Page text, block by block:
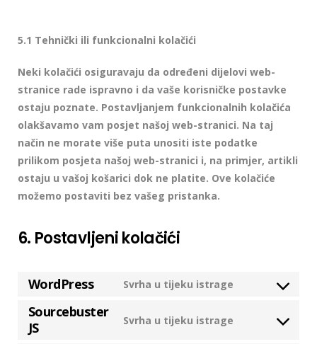
5.1 Tehnički ili funkcionalni kolačići
Neki kolačići osiguravaju da određeni dijelovi web-
stranice rade ispravno i da vaše korisničke postavke
ostaju poznate. Postavljanjem funkcionalnih kolačića
olakšavamo vam posjet našoj web-stranici. Na taj
način ne morate više puta unositi iste podatke
prilikom posjeta našoj web-stranici i, na primjer, artikli
ostaju u vašoj košarici dok ne platite. Ove kolačiće
možemo postaviti bez vašeg pristanka.
6. Postavljeni kolačići
WordPress Svrha u tijeku istrage
Sourcebuster
JS
Svrha u tijeku istrage